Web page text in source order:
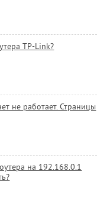
TP-Link?
не работает. Страницы
на 192.168.0.1